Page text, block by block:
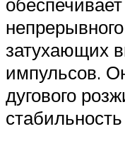
затухающих
импульсов.
дугового